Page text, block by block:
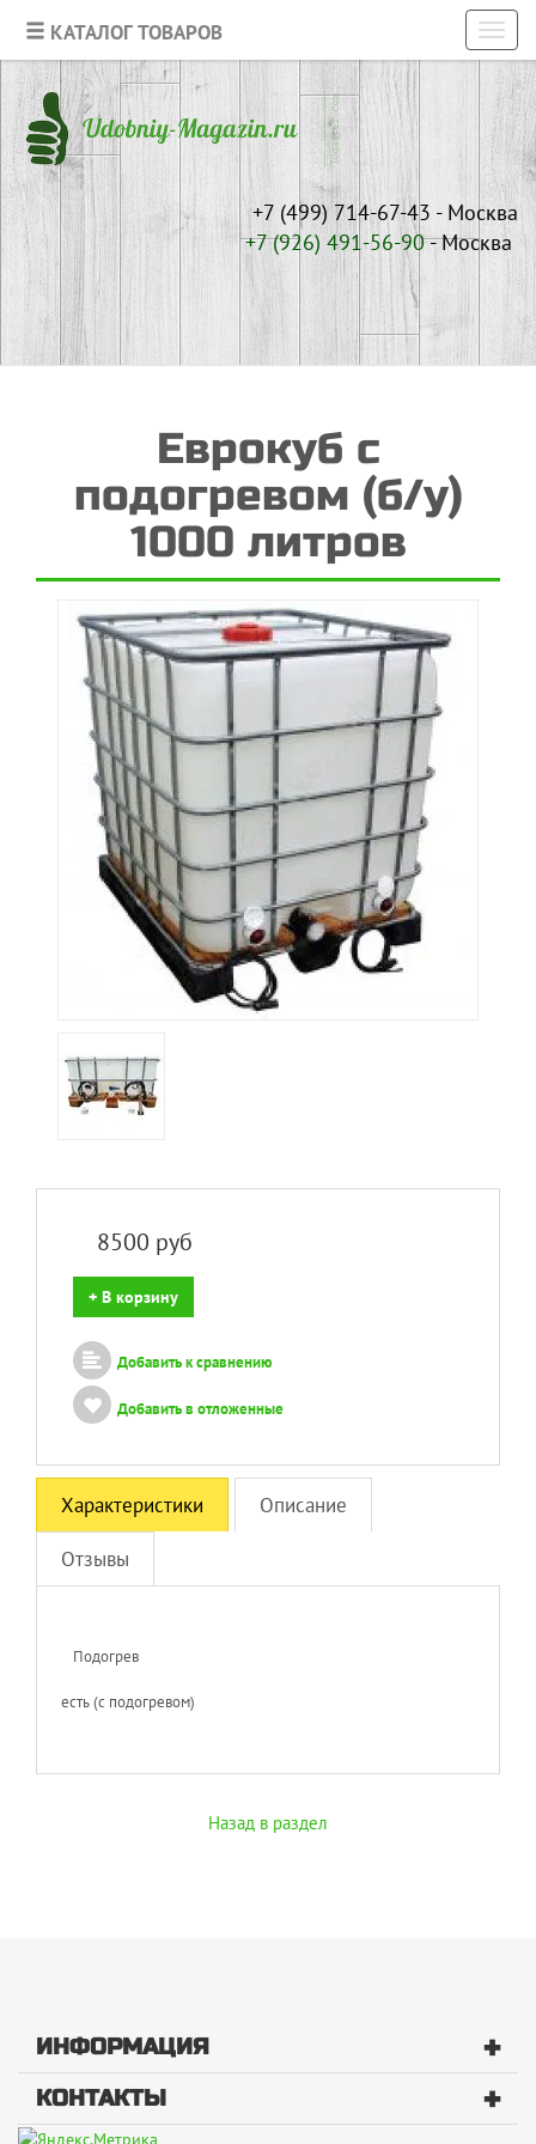
КАТАЛОГ ТОВАРОВ
+7 (499) 714-67-43 - Москва
+7 (926)491-56-90- Москва
Еврокуб с
подогревом (б/у)
1000 литров
8500 руб
+ В корзину
Добавить к сравнению
Добавить в отложенные
Характеристики Описание
Отзывы
Подогрев
есть (с подогревом)
Назад в раздел
ИНФОРМАЦИЯ +
КОНТАКТЫ +